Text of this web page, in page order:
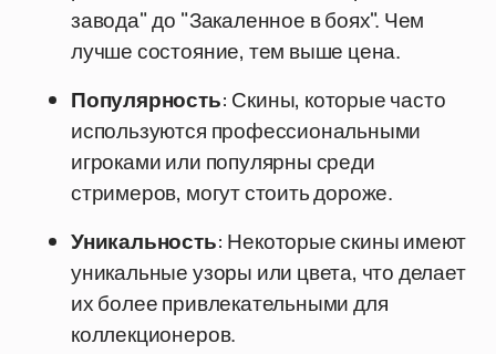
завода" до "Закаленное в боях". Чем
лучше состояние, тем выше цена.
Популярность: Скины, которые часто
используются профессиональными
игроками или популярны среди
стримеров, могут стоить дороже.
Уникальность: Некоторые скины имеют
уникальные узоры или цвета, что делает
их более привлекательными для
коллекционеров.